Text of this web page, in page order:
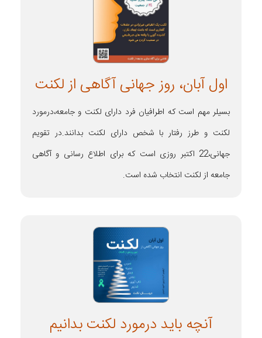
اول آبان، روز جهانی آگاهی از لکنت
بسیلر مهم است که اطرافیان فرد دارای لکنت و جامعه،درمورد
لکنت و طرز رفتار با شخص دارای لکنت بدانند.در تقویم
جهانی،22 اکتبر روزی است که برای اطلاع رسانی و آگاهی
جامعه از لکنت انتخاب شده است.
آنچه باید درمورد لکنت بدانیم